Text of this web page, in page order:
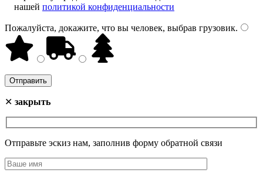
нашей политикой конфиденциальности
Пожалуйста, докажите, что вы человек, выбрав грузовик.
✕ закрыть
Отправьте эскиз нам, заполнив форму обратной связи